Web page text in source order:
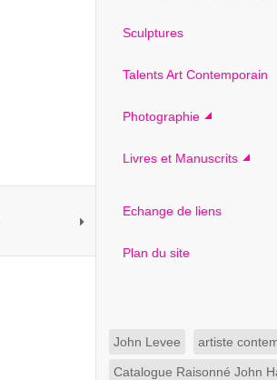
Sculptures
Talents Art Contemporain
Photographie
Livres et Manuscrits
Echange de liens
Plan du site
John Levee artiste
Catalogue Raisonné John